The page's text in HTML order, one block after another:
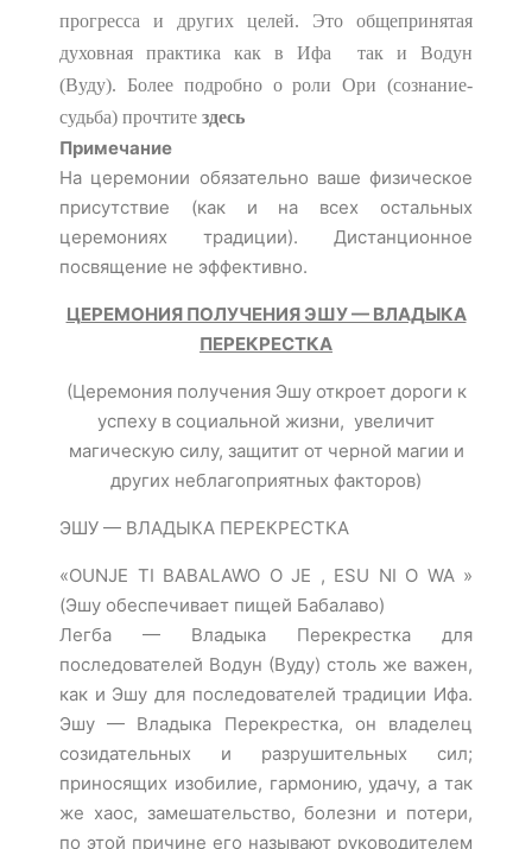
прогресса и других целей. Это общепринятая
духовная практика как в Ифа так и Водун
(Вуду). Более подробно о роли Ори (сознание-
судьба) прочтите здесь
Примечание
На церемонии обязательно ваше физическое
присутствие (как и на всех остальных
церемониях традиции). Дистанционное
посвящение не эффективно.
ЦЕРЕМОНИЯ ПОЛУЧЕНИЯ ЭШУ — ВЛАДЫКА
ПЕРЕКРЕСТКА
(Церемония получения Эшу откроет дороги к
успеху в социальной жизни, увеличит
магическую силу, защитит от черной магии и
других неблагоприятных факторов)
ЭШУ — ВЛАДЫКА ПЕРЕКРЕСТКА
«OUNJE TI BABALAWO O JE , ESU NI O WA »
(Эшу обеспечивает пищей Бабалаво)
Легба — Владыка Перекрестка для
последователей Водун (Вуду) столь же важен,
как и Эшу для последователей традиции Ифа.
Эшу — Владыка Перекрестка, он владелец
созидательных и разрушительных сил;
приносящих изобилие, гармонию, удачу, а так
же хаос, замешательство, болезни и потери,
по этой причине его называют руководителем